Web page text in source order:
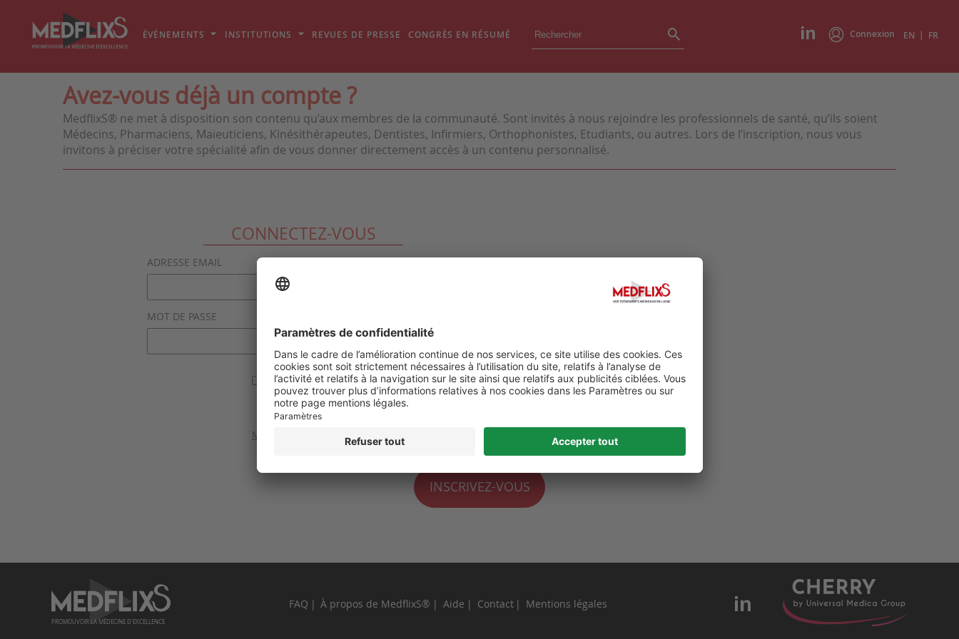
Connexion EN | FR
ÉVÉNEMENTS INSTITUTIONS REVUES DE PRESSE CONGRÈS EN RÉSUMÉ
Avez-vous déjà un compte ?
MedflixS® ne met à disposition son contenu qu’aux membres de la communauté. Sont invités à nous rejoindre les professionnels de santé, qu’ils soient
Médecins, Pharmaciens, Maïeuticiens, Kinésithérapeutes, Dentistes, Infirmiers, Orthophonistes, Etudiants, ou autres. Lors de l’inscription, nous vous
invitons à préciser votre spécialité afin de vous donner directement accès à un contenu personnalisé.
CONNECTEZ-VOUS
ADRESSE EMAIL
MOT DE PASSE
Se souvenir de moi
Valider
Mot de passe perdu ?
INSCRIVEZ-VOUS
PROMOUVOIR LA MÉDECINE D'EXCELLENCE
FAQ À propos de MedflixS® Aide Contact Mentions légales